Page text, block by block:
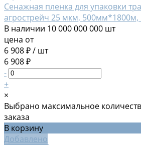
Сенажная пленка для упаковки
агрострейч 25 мкм, 500мм*1800м,
В наличии 10 000 000 000 шт
цена от
6 908 ₽/ шт
6 908 ₽
-
+
×
Выбрано максимальное
заказа
В корзину
Добавлено